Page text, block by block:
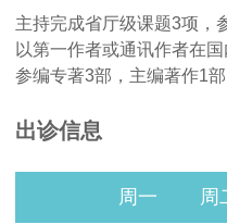
主持完成省厅级课题3项，
以第一作者或通讯作者在
参编专著3部，主编著作1
出诊信息
周一 周